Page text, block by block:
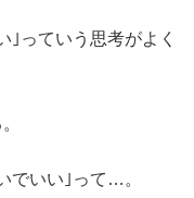
｣っていう思考がよく
でいい｣って…。